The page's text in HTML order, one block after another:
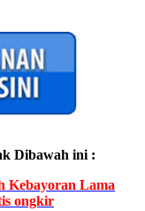
Dibawah ini :
Kebayoran Lama
ongkir